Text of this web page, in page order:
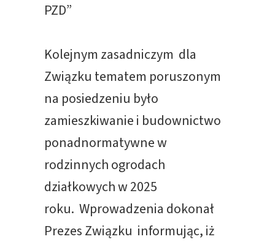
PZD”
Kolejnym zasadniczym dla
Związku tematem poruszonym
na posiedzeniu było
zamieszkiwanie i budownictwo
ponadnormatywne w
rodzinnych ogrodach
działkowych w 2025
roku. Wprowadzenia dokonał
Prezes Związku informując, iż